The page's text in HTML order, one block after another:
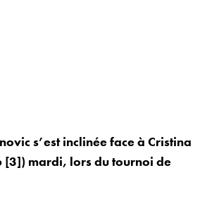
s’est inclinée face à Cristina
[3]) mardi, lors du tournoi de